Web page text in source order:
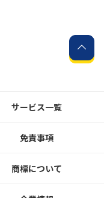
サービス一覧
免責事項
商標について